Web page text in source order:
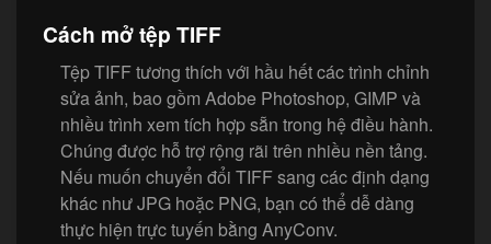
Cách mở tệp TIFF
Tệp TIFF tương thích với hầu hết các trình chỉnh
sửa ảnh, bao gồm Adobe Photoshop, GIMP và
nhiều trình xem tích hợp sẵn trong hệ điều hành.
Chúng được hỗ trợ rộng rãi trên nhiều nền tảng.
Nếu muốn chuyển đổi TIFF sang các định dạng
khác như JPG hoặc PNG, bạn có thể dễ dàng
thực hiện trực tuyến bằng AnyConv.